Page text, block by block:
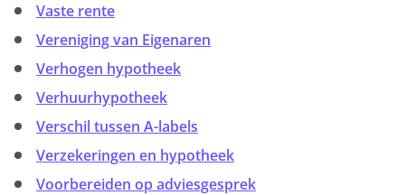
Vaste rente
Vereniging van Eigenaren
Verhogen hypotheek
Verhuurhypotheek
Verschil tussen A-labels
Verzekeringen en hypotheek
Voorbereiden op adviesgesprek